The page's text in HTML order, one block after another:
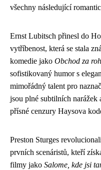
všechny následující
Ernst Lubitsch přinesl do
vytříbenost, která se stala
komedie jako Obchod za
sofistikovaný humor s
mimořádný talent pro
jsou plné subtilních
přísné cenzury Haysova
Preston Sturges
prvních scenáristů, kteří
filmy jako Salome, kde jsi